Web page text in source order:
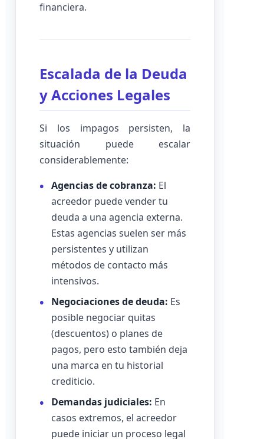
financiera.
Escalada de la Deuda
y Acciones Legales
Si los impagos persisten, la
situación puede escalar
considerablemente:
Agencias de cobranza: El
acreedor puede vender tu
deuda a una agencia externa.
Estas agencias suelen ser más
persistentes y utilizan
métodos de contacto más
intensivos.
Negociaciones de deuda: Es
posible negociar quitas
(descuentos) o planes de
pagos, pero esto también deja
una marca en tu historial
crediticio.
Demandas judiciales: En
casos extremos, el acreedor
puede iniciar un proceso legal